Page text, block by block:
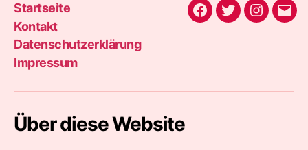
Startseite
Kontakt
Datenschutzerklärung
Impressum
Facebook
Twitter
E-
Über diese Website